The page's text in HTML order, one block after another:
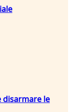
disarmare le